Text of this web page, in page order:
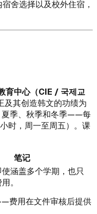
舍选择以及校外住宿，
育中心（CIE / 국제교
及其创造韩文的功绩为
季、秋季和冬季——每
时，周一至周五）。课
笔记
涵盖多个学期，也只
。
费用在文件审核后提供